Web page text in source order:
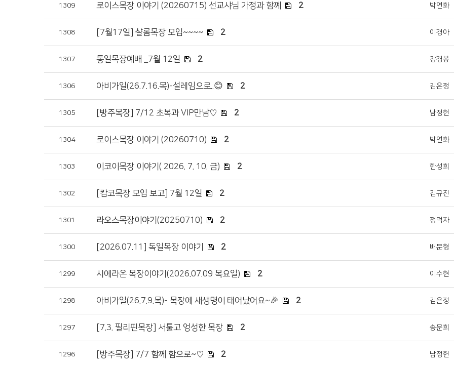
1309 로이스목장 이야기 (20260715) 선교샤님 가정과 함꼐 2 박연화
1308 [7월17일] 샬롬목장 모임~~~~ 2 이경아
1307 통일목장예배 _7월 12일 2 강경봉
1306 아비가일(26.7.16.목)-설레임으로..😊 2 김은정
1305 [방주목장] 7/12 초복과 VIP만남♡ 2 남정헌
1304 로이스목장 이야기 (20260710) 2 박연화
1303 이코이목장 이야기( 2026. 7. 10. 금) 2 한성희
1302 [캄코목장 모임 보고] 7월 12일 2 김규진
1301 라오스목장이야기(20250710) 2 정덕자
1300 [2026.07.11] 독일목장 이야기 2 배문형
1299 시에라온 목장이야기(2026.07.09 목요일) 2 이수현
1298 아비가일(26.7.9.목)- 목장에 새생명이 태어났어요~🎉 2 김은정
1297 [7.3. 필리핀목장] 서툴고 엉성한 목장 2 송문희
1296 [방주목장] 7/7 함께 함으로~♡ 2 남정헌